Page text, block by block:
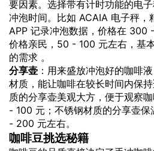
要因素。选择带有计时功能的电
冲泡时间。比如 ACAIA 电子秤，
APP 记录冲泡数据，价格在 300
价格亲民，50 - 100 元左右，基
的需求 。
分享壶 ：用来盛放冲泡好的咖啡
材质，能让咖啡在较长时间内保
质的分享壶美观大方，便于观察
- 100 元；不锈钢材质的分享壶
- 200 元左右。
咖啡豆挑选秘籍